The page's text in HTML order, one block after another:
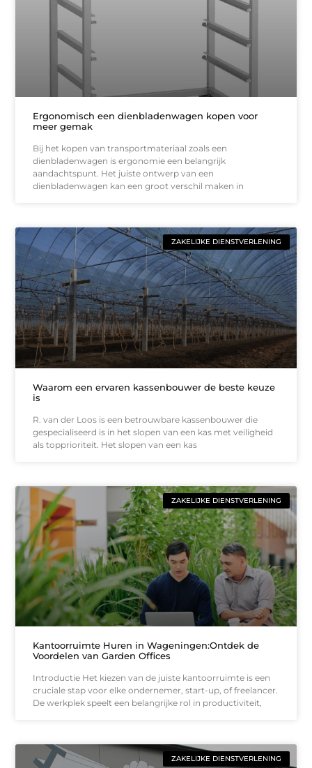
Ergonomisch een dienbladenwagen kopen voor
meer gemak
Bij het kopen van transportmateriaal zoals een
dienbladenwagen is ergonomie een belangrijk
aandachtspunt. Het juiste ontwerp van een
dienbladenwagen kan een groot verschil maken in
ZAKELIJKE DIENSTVERLENING
Waarom een ervaren kassenbouwer de beste keuze
is
R. van der Loos is een betrouwbare kassenbouwer die
gespecialiseerd is in het slopen van een kas met veiligheid
als topprioriteit. Het slopen van een kas
ZAKELIJKE DIENSTVERLENING
Kantoorruimte Huren in Wageningen:Ontdek de
Voordelen van Garden Offices
Introductie Het kiezen van de juiste kantoorruimte is een
cruciale stap voor elke ondernemer, start-up, of freelancer.
De werkplek speelt een belangrijke rol in productiviteit,
ZAKELIJKE DIENSTVERLENING